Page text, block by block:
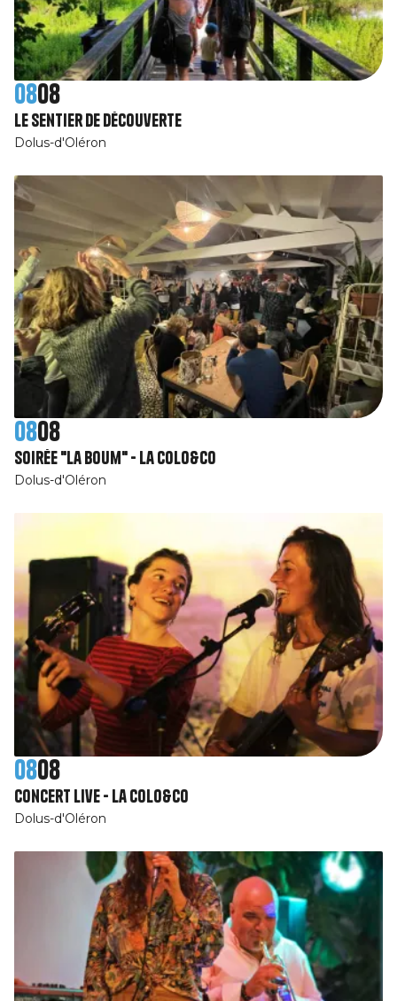
0808
Le sentier de découverte
Dolus-d'Oléron
0808
Soirée "La Boum" - La Colo&Co
Dolus-d'Oléron
0808
Concert live - La Colo&Co
Dolus-d'Oléron